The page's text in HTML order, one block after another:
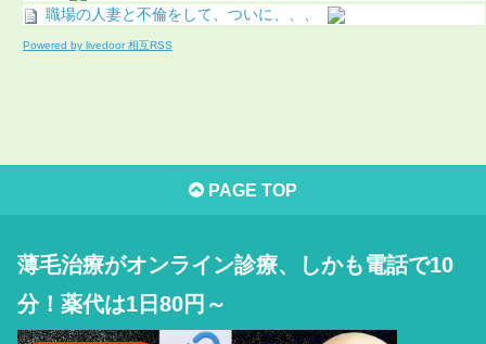
職場の人妻と不倫をして、ついに、、、
Powered by livedoor 相互RSS
PAGE TOP
薄毛治療がオンライン診療、しかも電話で10
分！薬代は1日80円～